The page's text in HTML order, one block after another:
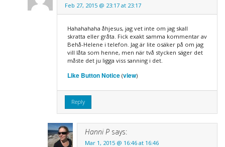
Feb 27, 2015 @ 23:17 at 23:17
Hahahahaha åhjesus, jag vet inte om jag skall
skratta eller gråta. Fick exakt samma kommentar av
Behå-Helene i telefon. Jag är lite osäker på om jag
vill låta som henne, men när två stycken säger det
måste det ju ligga viss sanning i det.
Like Button Notice(view)
Reply
Hanni P says:
Mar 1, 2015 @ 16:46 at 16:46